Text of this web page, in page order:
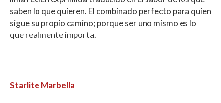
saben lo que quieren. El combinado perfecto para quien
sigue su propio camino; porque ser uno mismo es lo
que realmente importa.
Starlite Marbella